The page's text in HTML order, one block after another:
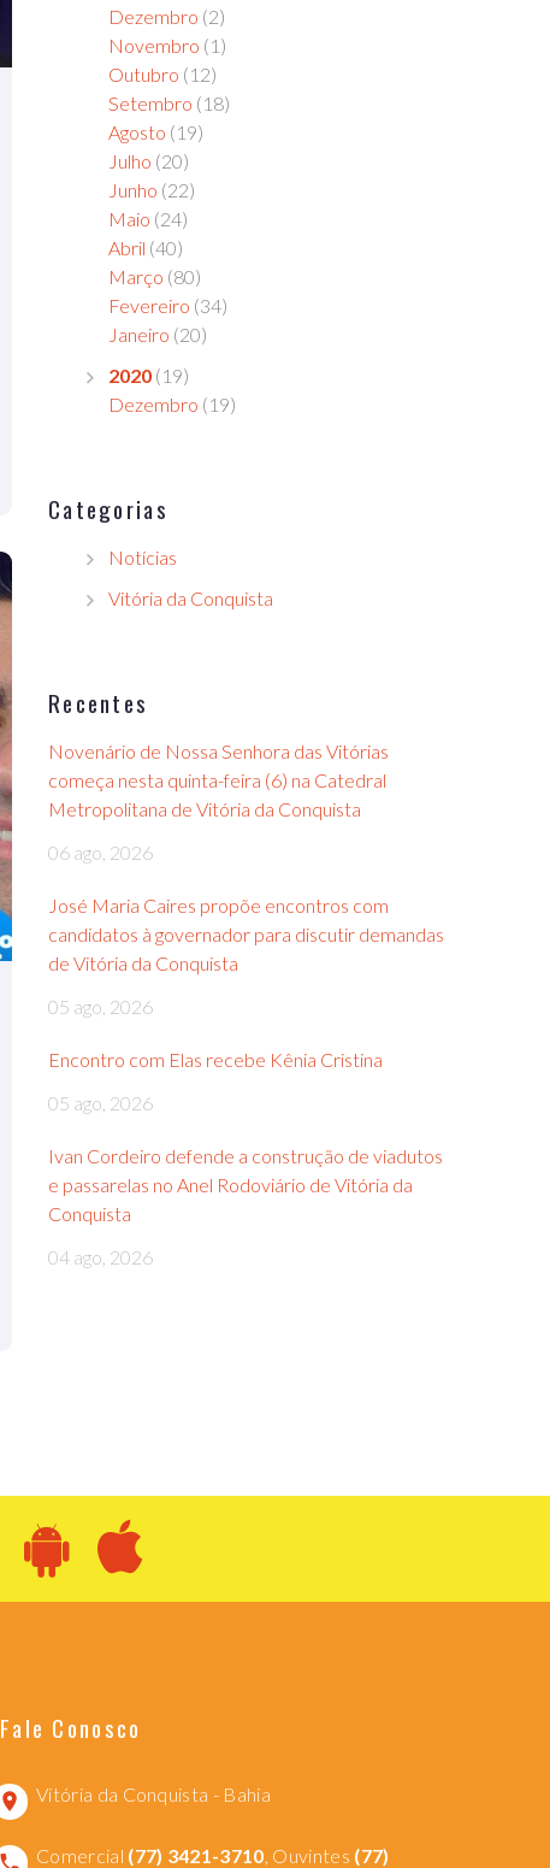
Dezembro (2)
Novembro (1)
Outubro (12)
Setembro (18)
Agosto (19)
Julho (20)
Junho (22)
Maio (24)
Abril (40)
Março (80)
Fevereiro (34)
Janeiro (20)
2020 (19)
Dezembro (19)
Categorias
Notícias
Vitória da Conquista
Recentes
Novenário de Nossa Senhora das Vitórias
começa nesta quinta-feira (6) na Catedral
Metropolitana de Vitória da Conquista
06 ago, 2026
José Maria Caires propõe encontros com
candidatos à governador para discutir demandas
de Vitória da Conquista
05 ago, 2026
Encontro com Elas recebe Kênia Cristina
05 ago, 2026
Ivan Cordeiro defende a construção de viadutos
e passarelas no Anel Rodoviário de Vitória da
Conquista
04 ago, 2026
Fale Conosco
Vitória da Conquista - Bahia
Comercial (77) 3421-3710, Ouvintes (77)